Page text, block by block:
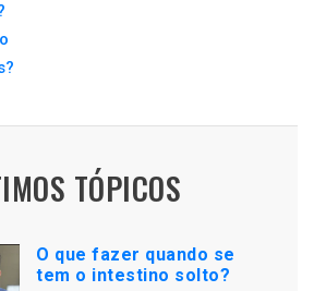
TÓPICOS
O que fazer quando se
tem o intestino solto?